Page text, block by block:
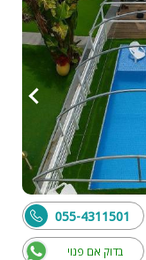
בדוק אם פנוי
055-4311501